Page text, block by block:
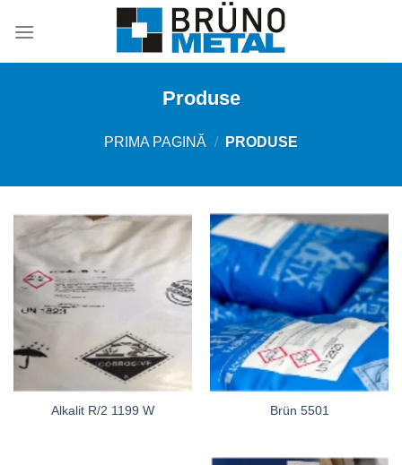
Produse
PRIMA PAGINĂ / PRODUSE
Alkalit R/2 1199 W Brün 5501